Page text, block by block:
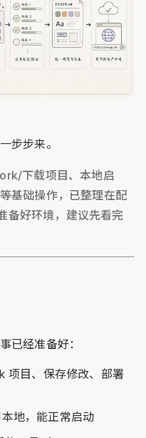
步步来。
下载项目、本地启
基础操作，已整理在配
备好环境，建议先看完
已经准备好：
项目、保存修改、部署
地，能正常启动